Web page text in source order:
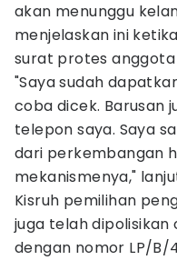
akan menunggu
menjelaskan ini
surat protes
"Saya sudah
coba dicek. Barusan
telepon saya. Saya
dari perkembangan
mekanismenya,"
Kisruh pemilihan
juga telah
dengan nomor LP/B/